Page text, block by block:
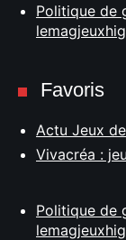
Politique de
Favoris
Actu Jeux
Vivacréa :
Politique de